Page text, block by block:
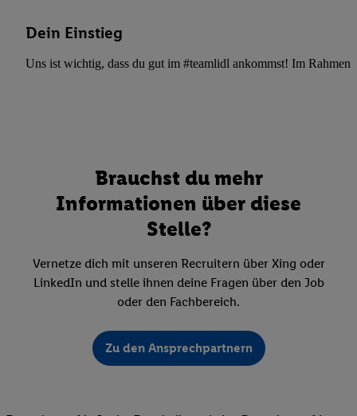
Dein Einstieg
Uns ist wichtig, dass du gut im #teamlidl ankommst! Im Rahmen
Brauchst du mehr
Informationen über diese
Stelle?
Vernetze dich mit unseren Recruitern über Xing oder
LinkedIn und stelle ihnen deine Fragen über den Job
oder den Fachbereich.
Zu den Ansprechpartnern